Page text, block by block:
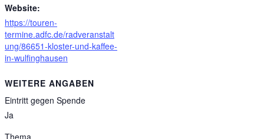
Website:
https://touren-
termine.adfc.de/radveranstalt
ung/86651-kloster-und-kaffee-
in-wulfinghausen
WEITERE ANGABEN
Eintritt gegen Spende
Ja
Thema